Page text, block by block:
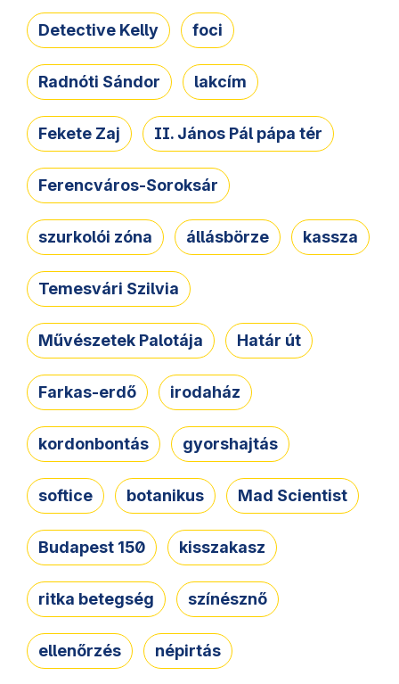
Detective Kelly foci
Radnóti Sándor lakcím
Fekete Zaj II. János Pál pápa tér
Ferencváros-Soroksár
szurkolói zóna állásbörze kassza
Temesvári Szilvia
Művészetek Palotája Határ út
Farkas-erdő irodaház
kordonbontás gyorshajtás
softice botanikus Mad Scientist
Budapest 150 kisszakasz
ritka betegség színésznő
ellenőrzés népirtás